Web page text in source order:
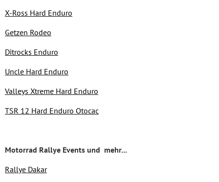
X-Ross Hard Enduro
Getzen Rodeo
Ditrocks Enduro
Uncle Hard Enduro
Valleys Xtreme Hard Enduro
TSR 12 Hard Enduro Otocac
Motorrad Rallye Events und mehr...
Rallye Dakar